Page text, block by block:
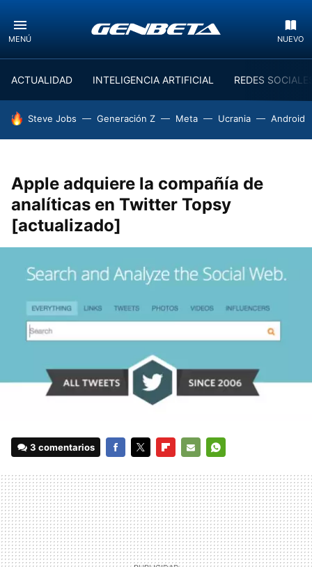
MENÚ NUEVO
ACTUALIDAD INTELIGENCIA ARTIFICIAL REDES
HOY SE HABLA DE
Steve Jobs Generación Z Meta Ucrania Android
Apple adquiere la compañía de
analíticas en Twitter Topsy
[actualizado]
3 comentarios
MAIL